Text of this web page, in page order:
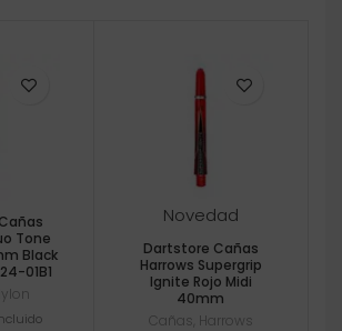
Tone
Black
01B1
Novedad
Dartstore Cañas
Harrows Supergrip
Ignite Rojo Midi
40mm
Cañas Harrows